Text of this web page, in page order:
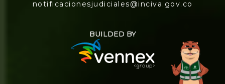
notificacionesjudiciales@inciva.gov.co
BUILDED BY